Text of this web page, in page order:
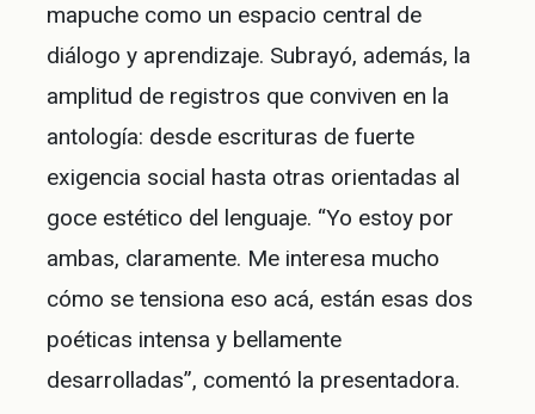
mapuche como un espacio central de
diálogo y aprendizaje. Subrayó, además, la
amplitud de registros que conviven en la
antología: desde escrituras de fuerte
exigencia social hasta otras orientadas al
goce estético del lenguaje. “Yo estoy por
ambas, claramente. Me interesa mucho
cómo se tensiona eso acá, están esas dos
poéticas intensa y bellamente
desarrolladas”, comentó la presentadora.